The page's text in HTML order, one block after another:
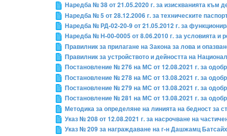
Наредба № 38 от 21.05.2020 г. за изискванията към
Наредба № 5 от 28.12.2006 г. за техническите
Наредба № РД-02-20-9 от 21.05.2012 г. за
Наредба № Н-00-0005 от 8.06.2010 г. за условията и
Правилник за прилагане на Закона за лова и
Правилник за устройството и дейността на
Постановление № 276 на МС от 12.08.2021 г. за
Постановление № 278 на МС от 13.08.2021 г. за
Постановление № 279 на МС от 13.08.2021 г. за
Постановление № 281 на МС от 13.08.2021 г. за
Методика за определяне на линията на бедност за
Указ № 208 от 12.08.2021 г. за насрочване на
Указ № 209 за награждаване на г-н Дашжамц